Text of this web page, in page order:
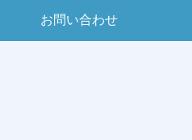
お問い合わせ